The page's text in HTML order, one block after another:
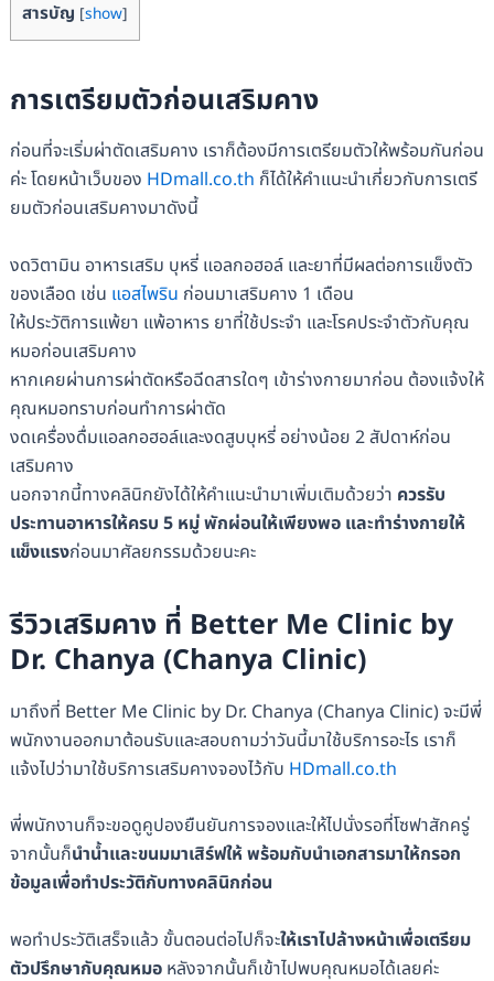
สารบัญ [show]
การเตรียมตัวก่อนเสริมคาง
ก่อนที่จะเริ่มผ่าตัดเสริมคาง เราก็ต้องมีการเตรียมตัวให้พร้อมกันก่อน
ค่ะ โดยหน้าเว็บของ HDmall.co.th ก็ได้ให้คำแนะนำเกี่ยวกับการเตรี
ยมตัวก่อนเสริมคางมาดังนี้
งดวิตามิน อาหารเสริม บุหรี่ แอลกอฮอล์ และยาที่มีผลต่อการแข็งตัว
ของเลือด เช่น แอสไพริน ก่อนมาเสริมคาง 1 เดือน
ให้ประวัติการแพ้ยา แพ้อาหาร ยาที่ใช้ประจำ และโรคประจำตัวกับคุณ
หมอก่อนเสริมคาง
หากเคยผ่านการผ่าตัดหรือฉีดสารใดๆ เข้าร่างกายมาก่อน ต้องแจ้งให้
คุณหมอทราบก่อนทำการผ่าตัด
งดเครื่องดื่มแอลกอฮอล์และงดสูบบุหรี่ อย่างน้อย 2 สัปดาห์ก่อน
เสริมคาง
นอกจากนี้ทางคลินิกยังได้ให้คำแนะนำมาเพิ่มเติมด้วยว่า ควรรับ
ประทานอาหารให้ครบ 5 หมู่ พักผ่อนให้เพียงพอ และทำร่างกายให้
แข็งแรงก่อนมาศัลยกรรมด้วยนะคะ
รีวิวเสริมคาง ที่ Better Me Clinic by
Dr. Chanya (Chanya Clinic)
มาถึงที่ Better Me Clinic by Dr. Chanya (Chanya Clinic) จะมีพี่
พนักงานออกมาต้อนรับและสอบถามว่าวันนี้มาใช้บริการอะไร เราก็
แจ้งไปว่ามาใช้บริการเสริมคางจองไว้กับ HDmall.co.th
พี่พนักงานก็จะขอดูคูปองยืนยันการจองและให้ไปนั่งรอที่โซฟาสักครู่
จากนั้นก็นำน้ำและขนมมาเสิร์ฟให้ พร้อมกับนำเอกสารมาให้กรอก
ข้อมูลเพื่อทำประวัติกับทางคลินิกก่อน
พอทำประวัติเสร็จแล้ว ขั้นตอนต่อไปก็จะให้เราไปล้างหน้าเพื่อเตรียม
ตัวปรึกษากับคุณหมอหลังจากนั้นก็เข้าไปพบคุณหมอได้เลยค่ะ